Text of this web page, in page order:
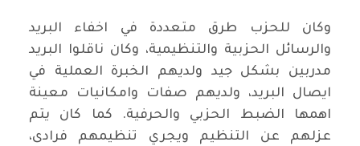
وكان للحزب طرق متعددة في اخفاء البريد
والرسائل الحزبية والتنظيمية، وكان ناقلوا البريد
مدربين بشكل جيد ولديهم الخبرة العملية في
ايصال البريد، ولديهم صفات وامكانيات معينة
اهمها الضبط الحزبي والحرفية. كما كان يتم
عزلهم عن التنظيم ويجري تنظيمهم فرادى،